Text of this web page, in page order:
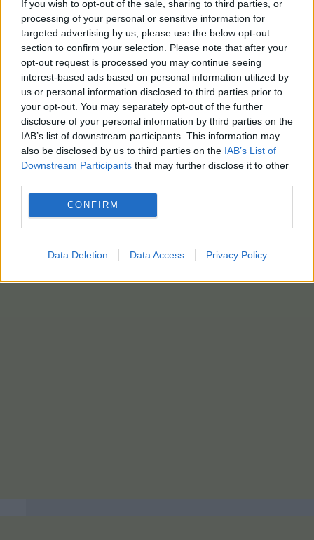
If you wish to opt-out of the sale, sharing to third parties, or
processing of your personal or sensitive information for
targeted advertising by us, please use the below opt-out
section to confirm your selection. Please note that after your
opt-out request is processed you may continue seeing
interest-based ads based on personal information utilized by
us or personal information disclosed to third parties prior to
your opt-out. You may separately opt-out of the further
disclosure of your personal information by third parties on the
IAB’s list of downstream participants. This information may
also be disclosed by us to third parties on the IAB’s List of
Downstream Participants that may further disclose it to other
CONFIRM
Data Deletion Data Access Privacy Policy